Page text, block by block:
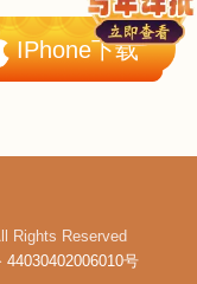
IPhone下载
Rights Reserved
44030402006010号